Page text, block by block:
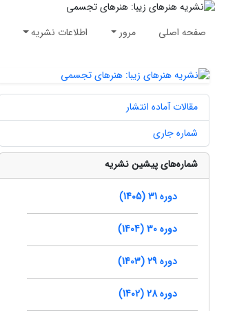
صفحه اصلی مرور اطلاعات نشریه
مقالات آماده انتشار
شماره جاری
شماره‌های پیشین نشریه
دوره 31 (1405)
دوره 30 (1404)
دوره 29 (1403)
دوره 28 (1402)